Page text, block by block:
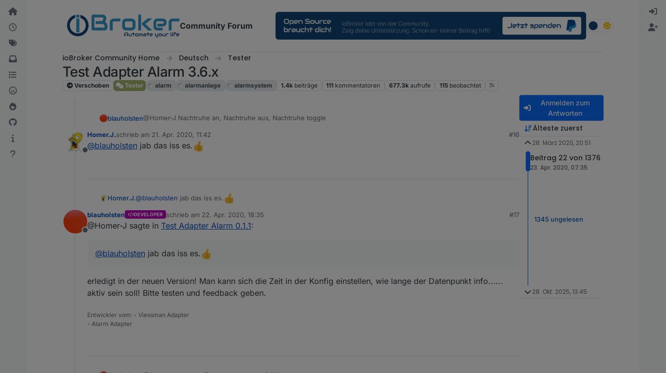
Weiter zum Inhalt
Community Forum
ioBroker Community Home Deutsch Tester
Test Adapter Alarm 3.6.x
Verschoben Tester alarm alarmanlage alarmsystem 1.4k beiträge 111 kommentatoren 677.3k aufrufe 115 beobachtet
blauholsten@Homer-J Nachtruhe an, Nachtruhe aus, Nachtruhe toggle
Okay?
Offline
Homer.J.schrieb am 21. Apr. 2020, 11:42
zuletzt editiert von
#16
@blauholsten jab das iss es.
Homer.J.@blauholsten jab das iss es.
Offline
blauholsten DEVELOPER schrieb am 22. Apr. 2020, 18:35
zuletzt editiert von
#17
@Homer-J sagte in Test Adapter Alarm 0.1.1:
@blauholsten jab das iss es.
erledigt in der neuen Version! Man kann sich die Zeit in der Konfig einstellen, wie lange der Datenpunkt info......
aktiv sein soll! Bitte testen und feedback geben.
Entwickler vom: - Viessman Adapter
- Alarm Adapter
Anmelden zum
Antworten
Älteste zuerst
28. März 2020, 20:51
Beitrag 22 von 1376
23. Apr. 2020, 07:35
1345 ungelesen
28. Okt. 2025, 13:45